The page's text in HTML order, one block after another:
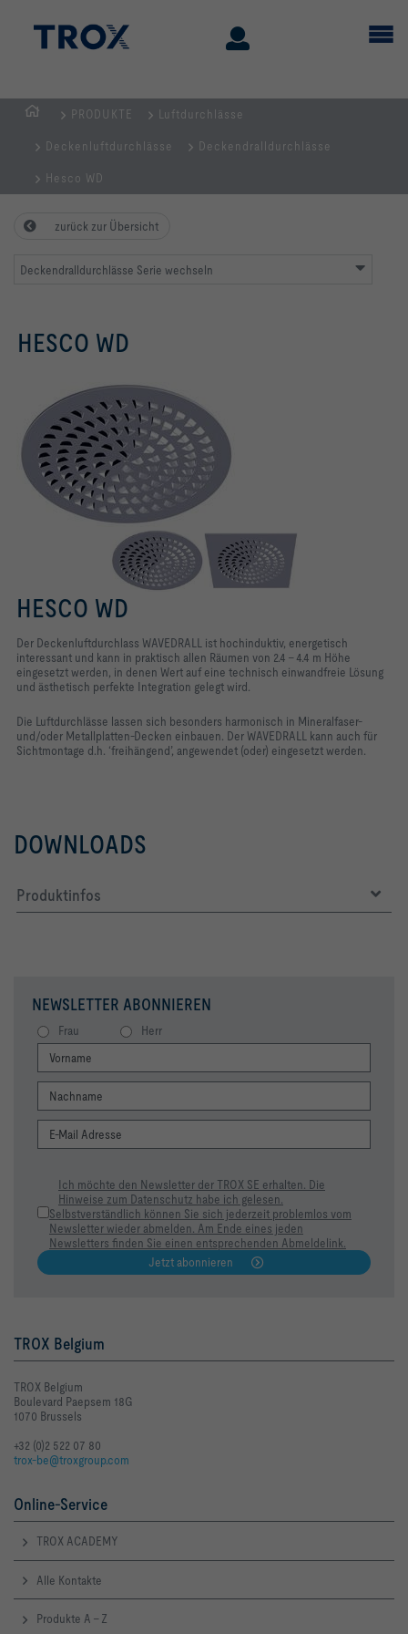
PRODUKTE Luftdurchlässe
Deckenluftdurchlässe Deckendralldurchlässe
Hesco WD
zurück zur Übersicht
Deckendralldurchlässe Serie wechseln
HESCO WD
HESCO WD
Der Deckenluftdurchlass WAVEDRALL ist hochinduktiv, energetisch
interessant und kann in praktisch allen Räumen von 2.4 – 4.4 m Höhe
eingesetzt werden, in denen Wert auf eine technisch einwandfreie Lösung
und ästhetisch perfekte Integration gelegt wird.
Die Luftdurchlässe lassen sich besonders harmonisch in Mineralfaser-
und/oder Metallplatten-Decken einbauen. DerWAVEDRALL kann auch für
Sichtmontage d.h. ‘freihängend’, angewendet (oder) eingesetzt werden.
DOWNLOADS
Produktinfos
NEWSLETTER ABONNIEREN
Frau Herr
Ich möchte den Newsletter der TROX SE erhalten. Die
Hinweise zum Datenschutz habe ich gelesen.
Selbstverständlich können Sie sich jederzeit problemlos vom
Newsletter wieder abmelden. Am Ende eines jeden
Newsletters finden Sie einen entsprechenden Abmeldelink.
Jetzt abonnieren
TROX Belgium
TROX Belgium
Boulevard Paepsem 18G
1070 Brussels
+32 (0)2 522 07 80
trox-be@troxgroup.com
Online-Service
TROX ACADEMY
Alle Kontakte
Produkte A - Z